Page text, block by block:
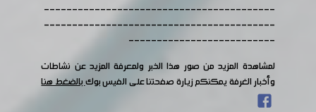
-----------------------------------------
-----------------------------------------
--------------------------
لمشاهدة المزيد من صور هذا الخبر ولمعرفة المزيد عن نشاطات
وأخبار الغرفة يمكنكم زيارة صفحتنا على الفيس بوكبالضغط هنا